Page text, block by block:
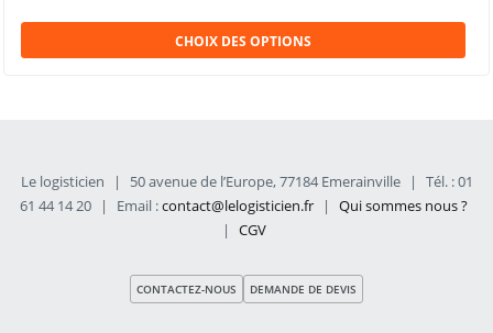
CHOIX DES OPTIONS
Le logisticien | 50 avenue de l’Europe, 77184 Emerainville |
Tél. : 01
61 44 14 20
| Email :contact@lelogisticien.fr |
Qui sommes nous ?
|
CGV
CONTACTEZ-NOUS DEMANDE DE DEVIS